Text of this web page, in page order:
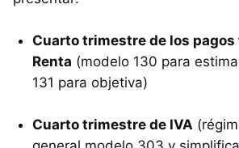
Cuarto trimestre de los
Renta (modelo 130 para
131 para objetiva)
Cuarto trimestre de IVA